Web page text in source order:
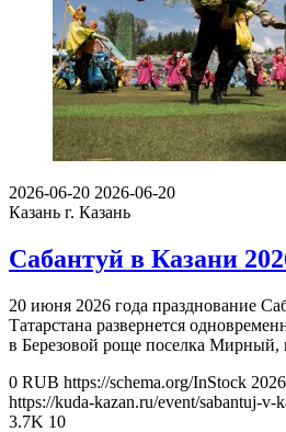
2026-06-20 2026-06-20
Казань г. Казань
Сабантуй в Казани
20 июня 2026 года празднование
Татарстана развернется
в Березовой роще поселка
0 RUB https://schema.org/InStock
https://kuda-kazan.ru/event/sabantuj-v-
3.7K 10